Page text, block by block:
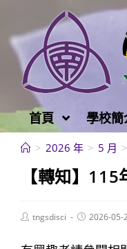
至
容
首頁 學校
> 2026 年 > 5 月 >
【轉知】
Posttngsdisci
Post2026-05-